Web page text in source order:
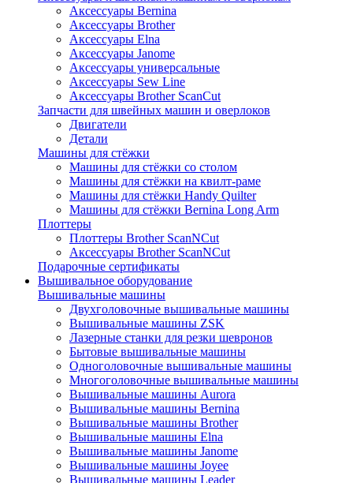
Аксессуары Bernina
Аксессуары Brother
Аксессуары Elna
Аксессуары Janome
Аксессуары универсальные
Аксессуары Sew Line
Аксессуары Brother ScanCut
Запчасти для швейных машин и оверлоков
Двигатели
Детали
Машины для стёжки
Машины для стёжки со столом
Машины для стёжки на квилт-раме
Машины для стёжки Handy Quilter
Машины для стёжки Bernina Long Arm
Плоттеры
Плоттеры Brother ScanNCut
Аксессуары Brother ScanNCut
Подарочные сертификаты
Вышивальное оборудование
Вышивальные машины
Двухголовочные вышивальные машины
Вышивальные машины ZSK
Лазерные станки для резки шевронов
Бытовые вышивальные машины
Одноголовочные вышивальные машины
Многоголовочные вышивальные машины
Вышивальные машины Aurora
Вышивальные машины Bernina
Вышивальные машины Brother
Вышивальные машины Elna
Вышивальные машины Janome
Вышивальные машины Joyee
Вышивальные машины Leader